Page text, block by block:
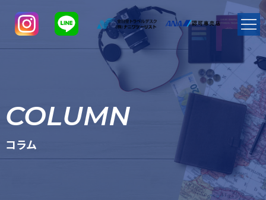
COLUMN
コラム